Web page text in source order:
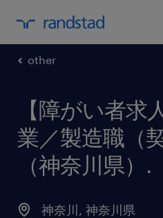
other
【障がい者求
業／製造職（
（神奈川県） .
神奈川 , 神奈川県